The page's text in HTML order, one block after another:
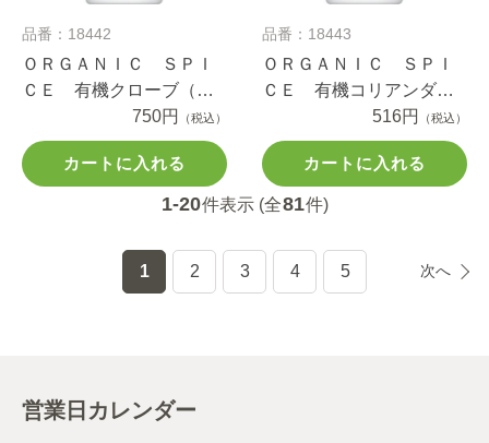
品番：18442
ＯＲＧＡＮＩＣ ＳＰＩ
ＣＥ 有機クローブ（パ
ウダー） １９ｇ
750円 （税込）
カートに入れる
品番：18443
ＯＲＧＡＮＩＣ ＳＰＩ
ＣＥ 有機コリアンダー
（パウダー） １４ｇ
516円 （税込）
カートに入れる
1-20件表示 (全81件)
1 2 3 4 5 次へ
営業日カレンダー